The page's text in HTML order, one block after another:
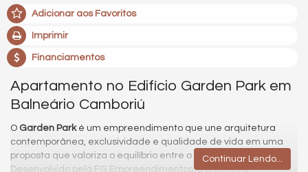
Adicionar aos Favoritos
Imprimir
Financiamentos
Apartamento no Edifício Garden Park em
Balneário Camboriú
O Garden Parké um empreendimento que une arquitetura
contemporânea, exclusividade e qualidade de vida em uma
proposta que valoriza o equilíbrio entre o urbano e o natural.
Desenvolvido pela FG Empreendimentos, o projeto foi
Continuar Lendo...